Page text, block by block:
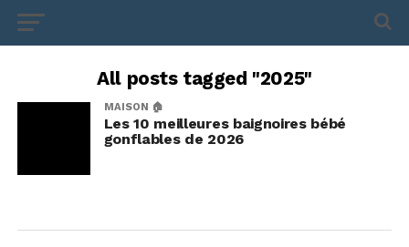
All posts tagged "2025"
MAISON 🏠
Les 10 meilleures baignoires bébé
gonflables de 2026